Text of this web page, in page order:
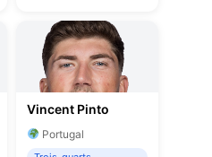
Vincent Pinto
Portugal